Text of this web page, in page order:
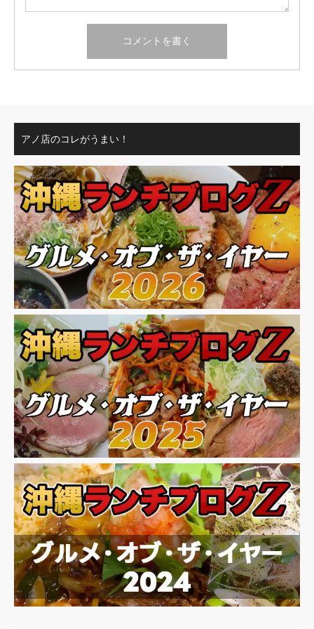
アノ店のコレがうまい！